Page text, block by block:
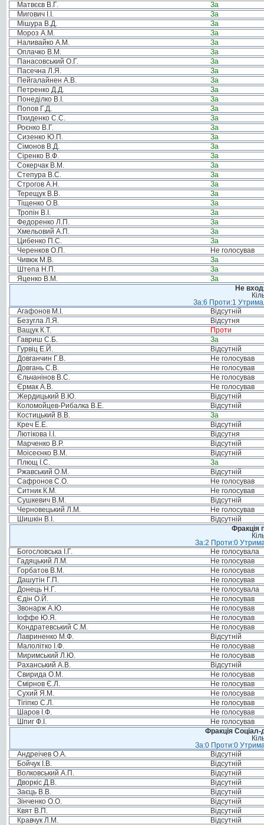
Матвєєв В.Г.
За
Мигович І.І.
За
Мішура В.Д.
За
Мороз А.М.
За
Наливайко А.М.
За
Оплачко В.М.
За
Панасовський О.Г.
За
Пасечна Л.Я.
За
Пейгалайнен А.В.
За
Петренко Д.Д.
За
Понеділко В.І.
За
Попов Г.Д.
За
Пхиденко С.С.
За
Роєнко В.Г.
За
Сизенко Ю.П.
За
Сімонов В.Д.
За
Сіренко В.Ф.
За
Сокерчак В.М.
За
Степура В.С.
За
Строгов А.Н.
За
Терещук В.В.
За
Тіщенко О.В.
За
Тропін В.І.
За
Федоренко Л.П.
За
Хмельовий А.П.
За
Цибенко П.С.
За
Черенков О.П.
Не голосував
Чивюк М.В.
За
Штепа Н.П.
За
Яценко В.М.
За
Не
За:6 Проти:1
Агафонов М.І.
Відсутній
Безугла Л.Я.
Відсутня
Ващук К.Т.
Проти
Гавриш С.Б.
За
Гурвіц Е.Й.
Відсутній
Довганчин Г.В.
Не голосував
Довгань С.В.
Не голосував
Єльчанінов В.С.
Не голосував
Єрмак А.В.
Не голосував
Жердицький В.Ю.
Відсутній
Коломойцев-Рибалка В.Е.
Відсутній
Костицький В.В.
За
Креч Е.Е.
Відсутній
Лютікова І.І.
Відсутня
Марченко В.Р.
Відсутній
Моісеєнко В.М.
Відсутній
Плющ І.С.
За
Ржавський О.М.
Відсутній
Сафронов С.О.
Не голосував
Ситник К.М.
Не голосував
Сушкевич В.М.
Відсутній
Черновецький Л.М.
Не голосував
Шишкін В.І.
Відсутній
Фракція
За:2 Проти:0
Богословська І.Г.
Не голосувала
Гадяцький Л.М.
Не голосував
Горбатов В.М.
Не голосував
Дашутін Г.П.
Не голосував
Донець Н.Г.
Не голосувала
Єдін О.Й.
Не голосував
Звонарж А.Ю.
Не голосував
Іоффе Ю.Я.
Не голосував
Кондратевський С.М.
Не голосував
Лавриненко М.Ф.
Відсутній
Малолітко І.Ф.
Не голосував
Миримський Л.Ю.
Не голосував
Раханський А.В.
Відсутній
Свирида О.М.
Не голосував
Смірнов Є.Л.
Не голосував
Сухий Я.М.
Не голосував
Тігіпко С.Л.
Не голосував
Шаров І.Ф.
Не голосував
Шпиг Ф.І.
Не голосував
Фракція Соціал-
За:0 Проти:0
Андреічев О.А.
Відсутній
Бойчук І.В.
Відсутній
Волковський А.П.
Відсутній
Дворкіс Д.В.
Відсутній
Заєць В.В.
Відсутній
Зінченко О.О.
Відсутній
Квят В.П.
Відсутній
Кравчук Л.М.
Відсутній